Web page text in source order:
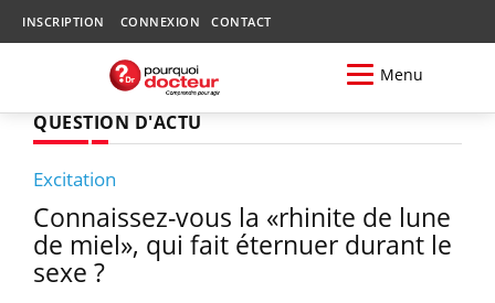
INSCRIPTION CONNEXION CONTACT
Menu
QUESTION D'ACTU
Excitation
Connaissez-vous la «rhinite de lune
de miel», qui fait éternuer durant le
sexe ?